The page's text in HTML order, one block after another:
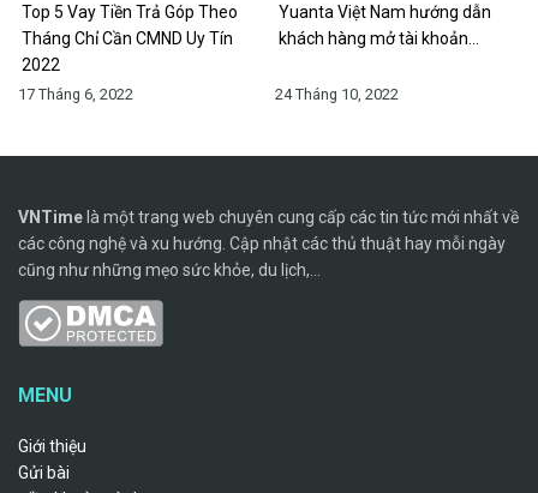
Top 5 Vay Tiền Trả Góp Theo
Tháng Chỉ Cần CMND Uy Tín
2022
17 Tháng 6, 2022
Yuanta Việt Nam hướng dẫn
khách hàng mở tài khoản…
24 Tháng 10, 2022
VNTimelà một trang web chuyên cung cấp các tin tức mới nhất về
các công nghệ và xu hướng. Cập nhật các thủ thuật hay mỗi ngày
cũng như những mẹo sức khỏe, du lịch,...
MENU
Giới thiệu
Gửi bài